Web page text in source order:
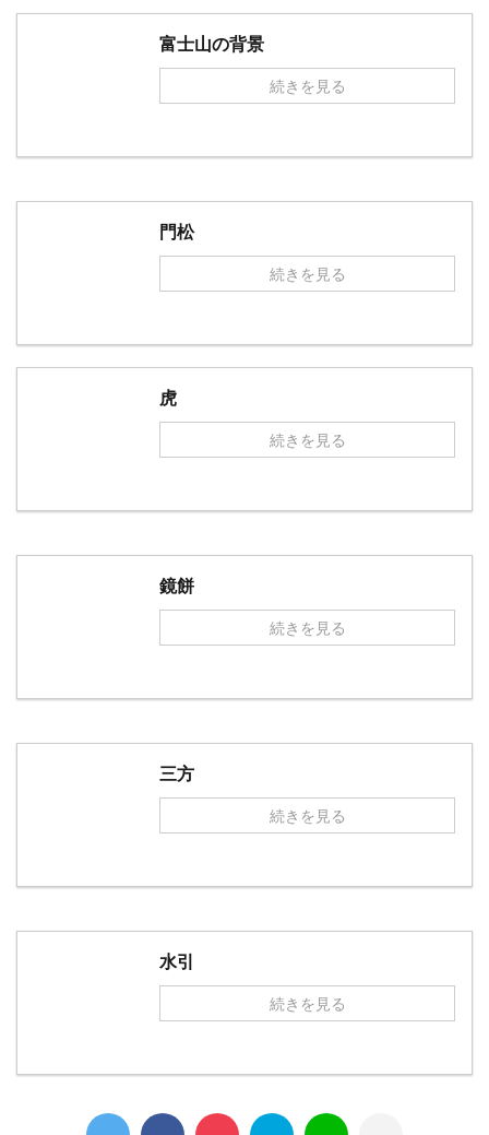
富士山の背景
続きを見る
門松
続きを見る
虎
続きを見る
鏡餅
続きを見る
三方
続きを見る
水引
続きを見る